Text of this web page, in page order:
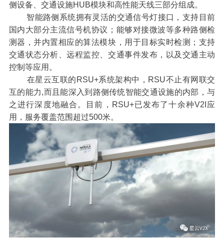
侧设备、交通设施HUB模块和高性能天线三部分组成。
智能路侧系统拥有灵活的交通信号灯接口，支持目前
国内大部分主流信号机协议；能够对接微波等多种路侧检
测器，并内置相应的算法模块，用于目标实时检测；支持
交通状态分析、远程监控、交通事件发布，以及交通主动
控制等应用。
在星云互联的RSU+系统架构中，RSU不止有网联交
互的能力,而且能深入到路侧传统智能交通设施的内部，与
之进行深度地融合。目前，RSU+已发布了十余种V2I应
用，服务覆盖范围超过500米。